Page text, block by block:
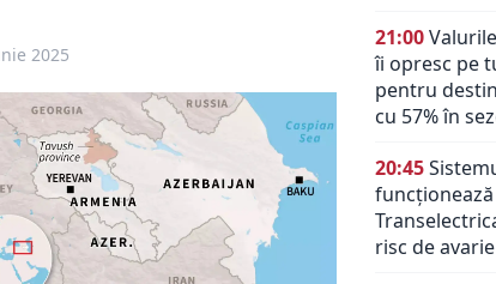
2025
21:00
îi opresc pe
pentru
cu 57% în
20:45
risc de